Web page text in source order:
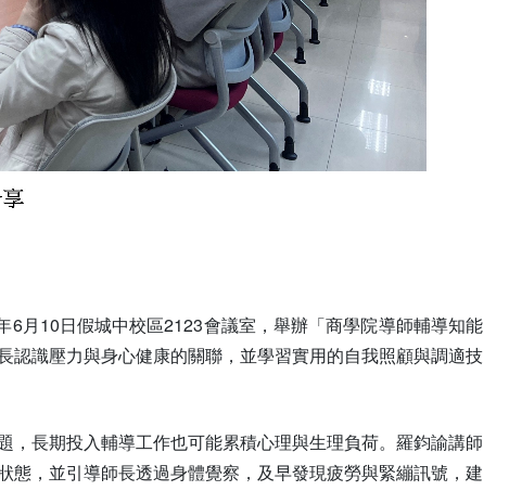
月10日假城中校區2123會議室，舉辦「商學院導師輔導知能
識壓力與身心健康的關聯，並學習實用的自我照顧與調適技
長期投入輔導工作也可能累積心理與生理負荷。羅鈞諭講師
，並引導師長透過身體覺察，及早發現疲勞與緊繃訊號，建